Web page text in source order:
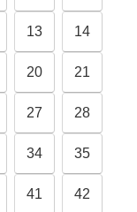
13 14
20 21
27 28
34 35
41 42